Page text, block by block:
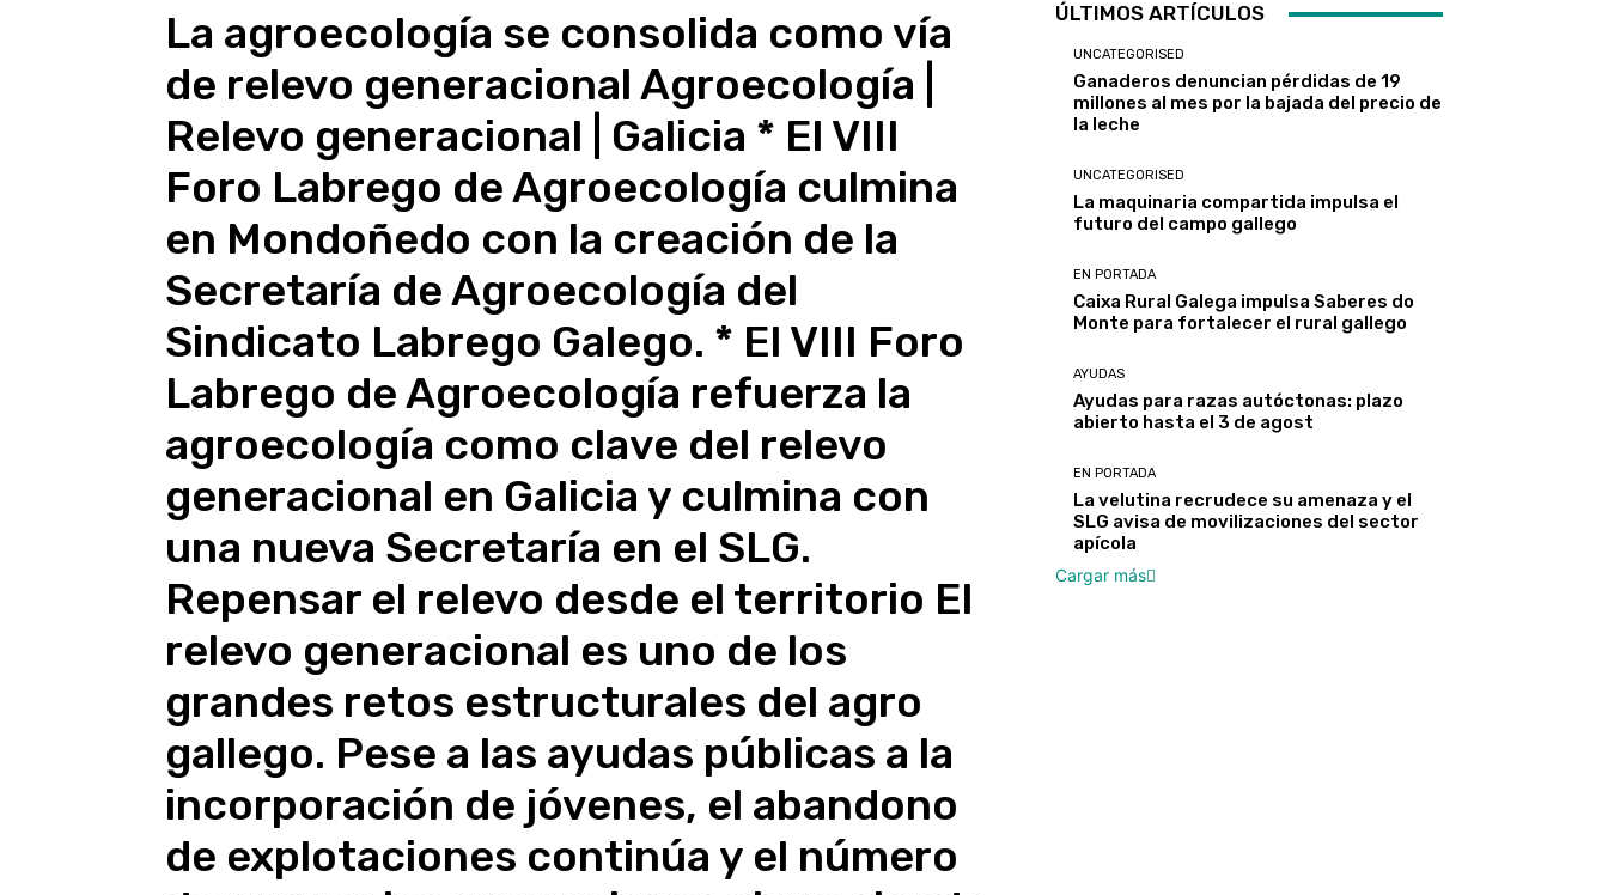
La agroecología se consolida como vía
de relevo generacional Agroecología |
Relevo generacional | Galicia * El VIII
Foro Labrego de Agroecología culmina
en Mondoñedo con la creación de la
Secretaría de Agroecología del
Sindicato Labrego Galego. * El VIII Foro
Labrego de Agroecología refuerza la
agroecología como clave del relevo
generacional en Galicia y culmina con
una nueva Secretaría en el SLG.
Repensar el relevo desde el territorio El
relevo generacional es uno de los
grandes retos estructurales del agro
gallego. Pese a las ayudas públicas a la
incorporación de jóvenes, el abandono
de explotaciones continúa y el número
ÚLTIMOS ARTÍCULOS
UNCATEGORISED
Ganaderos denuncian pérdidas de 19
millones al mes por la bajada del precio de
la leche
UNCATEGORISED
La maquinaria compartida impulsa el
futuro del campo gallego
EN PORTADA
Caixa Rural Galega impulsa Saberes do
Monte para fortalecer el rural gallego
AYUDAS
Ayudas para razas autóctonas: plazo
abierto hasta el 3 de agost
EN PORTADA
La velutina recrudece su amenaza y el
SLG avisa de movilizaciones del sector
apícola
Cargar más